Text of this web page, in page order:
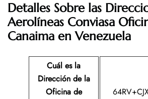
Detalles Sobre las
Aerolíneas Conviasa
Canaima en Venezuela
Cuál es la
Dirección de la
Oficina de